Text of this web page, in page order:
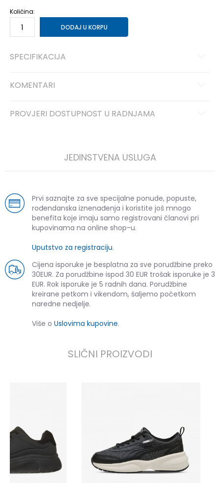
Količina:
DODAJ U KORPU
SPECIFIKACIJA
KOMENTARI
PROVJERI DOSTUPNOST U RADNJAMA
JEDINSTVENA USLUGA
Prvi saznajte za sve specijalne ponude, popuste,
rođendanska iznenađenja i koristite još mnogo
benefita koje imaju samo registrovani članovi pri
kupovinama na online shop-u.
Uputstvo za registraciju.
Cijena isporuke je besplatna za sve porudžbine preko
30EUR. Za porudžbine ispod 30 EUR trošak isporuke je 3
EUR. Rok isporuke je 5 radnih dana. Porudžbine
kreirane petkom i vikendom, šaljemo početkom
naredne nedjelje.
Više o Uslovima kupovine.
SLIČNI PROIZVODI